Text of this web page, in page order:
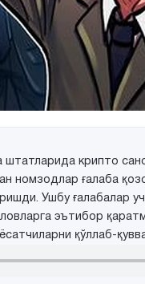
крипто
номзодлар ғалаба
Ушбу ғалабалар
эътибор
қўллаб-